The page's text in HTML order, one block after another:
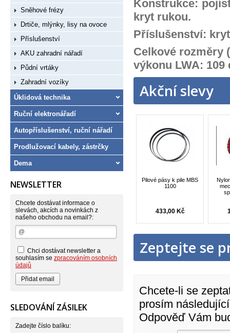
Konstrukce:
kryt rukou.
Příslušenství:
Celkové rozměry
výkonu LWA: 109
Akční slevy
Pilové pásy k pile MBS
1100
433,00 Kč
Zeptejte se
Chcete-li se
prosím
Odpověď Vám
Sněhové frézy
Drtiče, mlýnky, lisy na ovoce
Příslušenství
AKU zahradní nářadí
Půdní vrtáky
Zahradní vozíky
Úklidová technika
Ruční elektronářadí
Autopříslušenství, ruční nářadí
Prodlužovací kabely, zástrčky
Dema
NEWSLETTER
Chcete dostávat informace o
slevách, akcích a novinkách z
našeho obchodu na email?:
Chci dostávat newsletter a
souhlasím se zpracováním osobních
údajů
SLEDOVÁNÍ ZÁSILEK
Zadejte číslo balíku: